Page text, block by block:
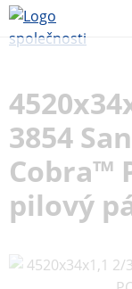
3854
Cobra™
pilový